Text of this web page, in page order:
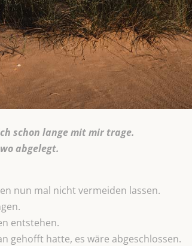
schon lange mit mir trage.
abgelegt.
nun mal nicht vermeiden lassen.
entstehen.
gehofft hatte, es wäre abgeschlossen.